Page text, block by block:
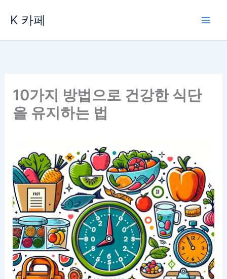
K 카페
10가지 방법으로 건강한 식단
을 유지하는 법